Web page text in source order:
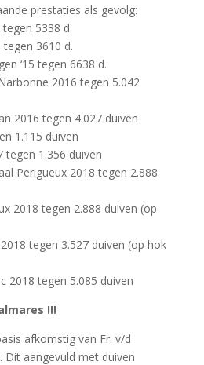
prestaties als gevolg:
5338 d.
tegen 3610 d.
‘15 tegen 6638 d.
2016 tegen 5.042
2016 tegen 4.027 duiven
1.115 duiven
tegen 1.356 duiven
Perigueux 2018 tegen 2.888
2018 tegen 2.888 duiven (op
tegen 3.527 duiven (op hok
2018 tegen 5.085 duiven
!!!
afkomstig van Fr. v/d
Dit aangevuld met duiven